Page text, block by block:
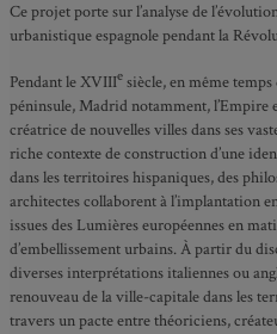
Ce projet porte sur l’analyse de
urbanistique espagnole pendant la
Pendant le XVIIIe siècle, en même
péninsule, Madrid notamment, l’Empire
créatrice de nouvelles villes dans ses
riche contexte de construction d’une
dans les territoires hispaniques, des
architectes collaborent à l’implantation
issues des Lumières européennes en
d’embellissement urbains. À partir du
diverses interprétations italiennes ou
renouveau de la ville-capitale dans les
travers un pacte entre théoriciens,